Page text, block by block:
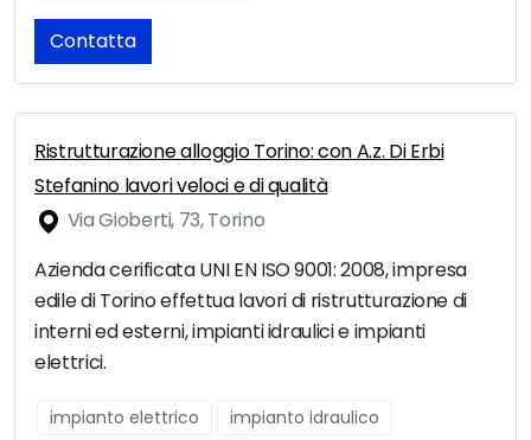
Contatta
Ristrutturazione alloggio Torino: con A.z. Di Erbi
Stefanino lavori veloci e di qualità
Via Gioberti, 73, Torino
Azienda cerificata UNI EN ISO 9001: 2008, impresa
edile di Torino effettua lavori di ristrutturazione di
interni ed esterni, impianti idraulici e impianti
elettrici.
impianto elettrico
impianto idraulico